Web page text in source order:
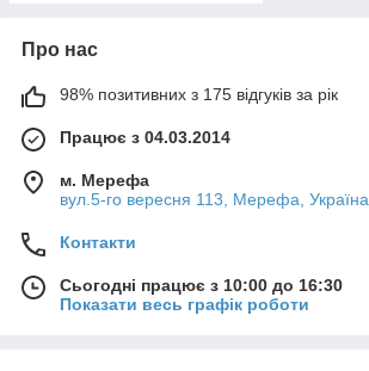
Про нас
98% позитивних з 175 відгуків за рік
Працює з 04.03.2014
м. Мерефа
вул.5-го вересня 113, Мерефа, Україна
Контакти
Сьогодні працює з 10:00 до 16:30
Показати весь графік роботи